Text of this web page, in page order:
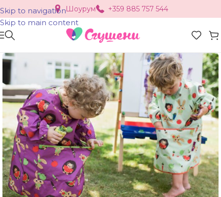
Skip to navigation
Skip to main content
Шоурум +359 885 757 544